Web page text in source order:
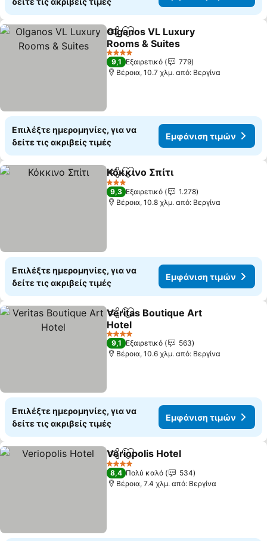
Κοινοποίηση
Προσθήκη στα αγαπημένα
Olganos VL Luxury
Rooms & Suites
4 Αστέρια
9,1 Εξαιρετικό
779
Βέροια, 10.7 χλμ. από: Βεργίνα
Επιλέξτε ημερομηνίες, για να
δείτε τις ακριβείς τιμές
Εμφάνιση τιμών
Κοινοποίηση
Προσθήκη στα αγαπημένα
Κόκκινο Σπίτι
3 Αστέρια
9,3 Εξαιρετικό
1.278
Βέροια, 10.8 χλμ. από: Βεργίνα
Επιλέξτε ημερομηνίες, για να
δείτε τις ακριβείς τιμές
Εμφάνιση τιμών
Κοινοποίηση
Προσθήκη στα αγαπημένα
Veritas Boutique Art
Hotel
4 Αστέρια
9,1 Εξαιρετικό
563
Βέροια, 10.6 χλμ. από: Βεργίνα
Επιλέξτε ημερομηνίες, για να
δείτε τις ακριβείς τιμές
Εμφάνιση τιμών
Κοινοποίηση
Προσθήκη στα αγαπημένα
Veriopolis Hotel
4 Αστέρια
8,4 Πολύ καλό
534
Βέροια, 7.4 χλμ. από: Βεργίνα